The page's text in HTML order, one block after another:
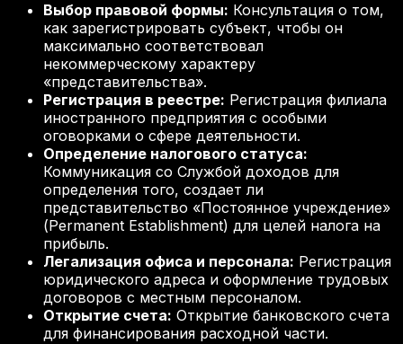
Выбор правовой формы: Консультация о том,
как зарегистрировать субъект, чтобы он
максимально соответствовал
некоммерческому характеру
«представительства».
Регистрация в реестре: Регистрация филиала
иностранного предприятия с особыми
оговорками о сфере деятельности.
Определение налогового статуса:
Коммуникация со Службой доходов для
определения того, создает ли
представительство «Постоянное учреждение»
(Permanent Establishment) для целей налога на
прибыль.
Легализация офиса и персонала: Регистрация
юридического адреса и оформление трудовых
договоров с местным персоналом.
Открытие счета: Открытие банковского счета
для финансирования расходной части.